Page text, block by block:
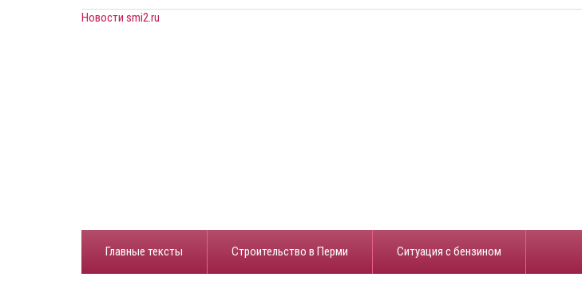
Новости smi2.ru
Главные тексты Строительство в Перми ​Ситуация с бензином